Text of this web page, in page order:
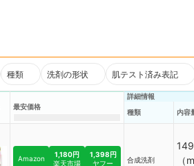
種類 洗剤の形状 肌テスト済み表記
最安価格
詳細情報
種類
内容
Amazon
1,180円
楽天市場
1,398円
ヤフー
合成洗剤
（